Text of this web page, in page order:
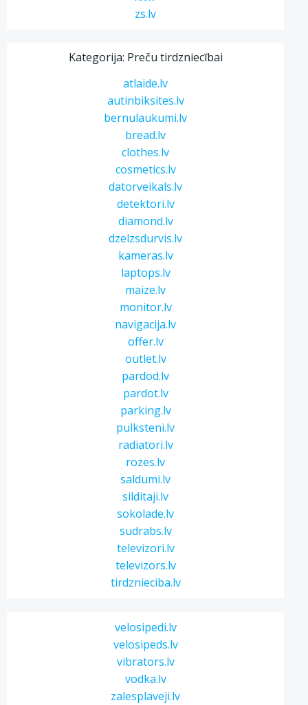
zs.lv
Kategorija: Preču tirdzniecībai
atlaide.lv
autinbiksites.lv
bernulaukumi.lv
bread.lv
clothes.lv
cosmetics.lv
datorveikals.lv
detektori.lv
diamond.lv
dzelzsdurvis.lv
kameras.lv
laptops.lv
maize.lv
monitor.lv
navigacija.lv
offer.lv
outlet.lv
pardod.lv
pardot.lv
parking.lv
pulksteni.lv
radiatori.lv
rozes.lv
saldumi.lv
silditaji.lv
sokolade.lv
sudrabs.lv
televizori.lv
televizors.lv
tirdznieciba.lv
velosipedi.lv
velosipeds.lv
vibrators.lv
vodka.lv
zalesplaveji.lv